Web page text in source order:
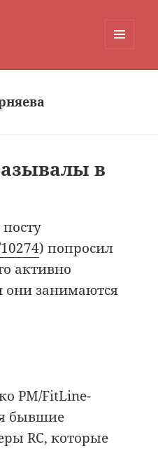
в
) попросил
активно
они занимаются
PM/FitLine-
бывшие
RC, которые